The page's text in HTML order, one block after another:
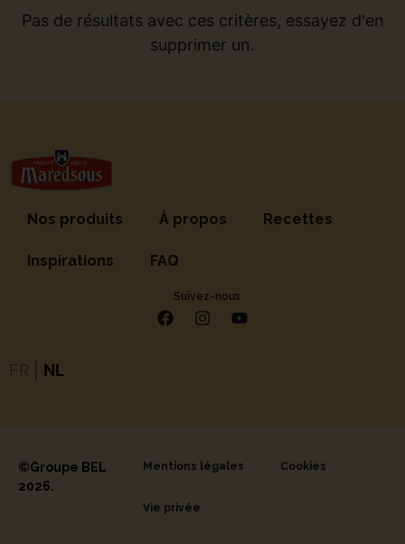
Pas de résultats avec ces critères, essayez d'en
supprimer un.
Nos produits À propos Recettes
Inspirations FAQ
Suivez-nous
FR NL
©Groupe BEL
2026.
Mentions légales Cookies
Vie privée